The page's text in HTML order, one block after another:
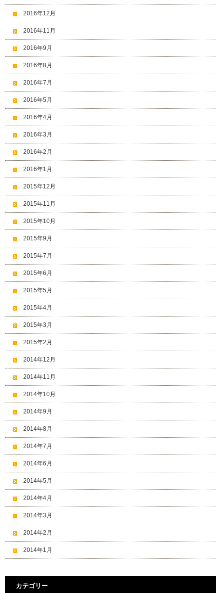
2016年12月
2016年11月
2016年9月
2016年8月
2016年7月
2016年5月
2016年4月
2016年3月
2016年2月
2016年1月
2015年12月
2015年11月
2015年10月
2015年9月
2015年7月
2015年6月
2015年5月
2015年4月
2015年3月
2015年2月
2014年12月
2014年11月
2014年10月
2014年9月
2014年8月
2014年7月
2014年6月
2014年5月
2014年4月
2014年3月
2014年2月
2014年1月
カテゴリー